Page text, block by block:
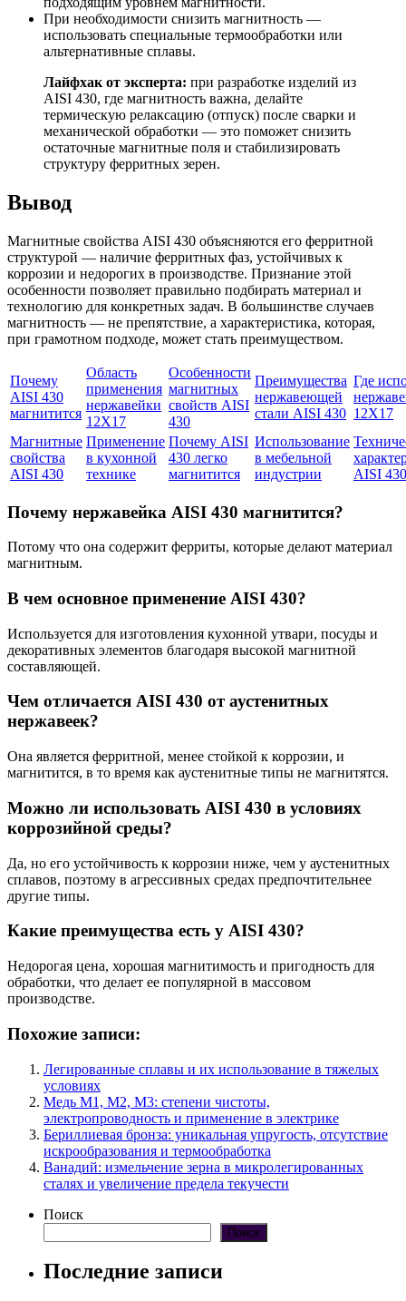
При необходимости снизить магнитность —
использовать специальные термообработки или
альтернативные сплавы.
Лайфхак от эксперта: при разработке изделий из
AISI 430, где магнитность важна, делайте
термическую релаксацию (отпуск) после сварки и
механической обработки — это поможет снизить
остаточные магнитные поля и стабилизировать
структуру ферритных зерен.
Вывод
Магнитные свойства AISI 430 объясняются его ферритной
структурой — наличие ферритных фаз, устойчивых к
коррозии и недорогих в производстве. Признание этой
особенности позволяет правильно подбирать материал и
технологию для конкретных задач. В большинстве случаев
магнитность — не препятствие, а характеристика, которая,
при грамотном подходе, может стать преимуществом.
Почему
AISI 430
магнитится
Область
применения
нержавейки
12Х17
Особенности
магнитных
свойств AISI
430
Преимущества
нержавеющей
стали AISI 430
Где
12Х17
Магнитные
свойства
AISI 430
Применение
в кухонной
технике
Почему AISI
430 легко
магнитится
Использование
в мебельной
индустрии
AISI 430
Почему нержавейка AISI 430 магнитится?
Потому что она содержит ферриты, которые делают материал
магнитным.
В чем основное применение AISI 430?
Используется для изготовления кухонной утвари, посуды и
декоративных элементов благодаря высокой магнитной
составляющей.
Чем отличается AISI 430 от аустенитных
нержавеек?
Она является ферритной, менее стойкой к коррозии, и
магнитится, в то время как аустенитные типы не магнитятся.
Можно ли использовать AISI 430 в условиях
коррозийной среды?
Да, но его устойчивость к коррозии ниже, чем у аустенитных
сплавов, поэтому в агрессивных средах предпочтительнее
другие типы.
Какие преимущества есть у AISI 430?
Недорогая цена, хорошая магнитимость и пригодность для
обработки, что делает ее популярной в массовом
производстве.
Похожие записи:
Легированные сплавы и их использование в тяжелых
условиях
Медь М1, М2, М3: степени чистоты,
электропроводность и применение в электрике
Бериллиевая бронза: уникальная упругость, отсутствие
искрообразования и термообработка
Ванадий: измельчение зерна в микролегированных
сталях и увеличение предела текучести
Поиск
Поиск
Последние записи